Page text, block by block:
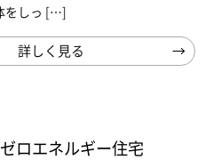
をしっ […]
詳しく見る
ロエネルギー住宅